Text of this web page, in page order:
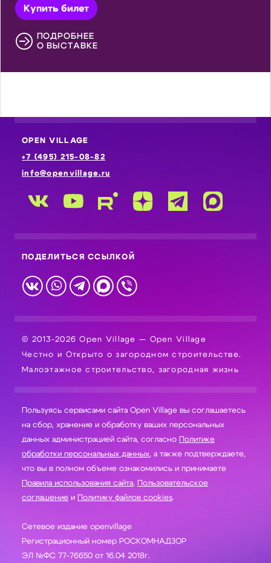
Купить билет
ПОДРОБНЕЕ
О ВЫСТАВКЕ
OPEN VILLAGE
+7 (495) 215-08-82
info@openvillage.ru
ПОДЕЛИТЬСЯ ССЫЛКОЙ
© 2013-2026 Open Village — Open Village
Честно и Открыто о загородном строительстве.
Малоэтажное строительство, загородная жизнь
Пользуясь сервисами сайта Open Village вы соглашаетесь
на сбор, хранение и обработку ваших персональных
данных администрацией сайта, согласно Политике
обработки персональных данных, а также подтверждаете,
что вы в полном объеме ознакомились и принимаете
Правила использования сайта, Пользовательское
соглашение и Политику файлов cookies.
Сетевое издание openvillage
Регистрационный номер РОСКОМНАДЗОР
ЭЛ №ФС 77-76650 от 16.04 2018г.